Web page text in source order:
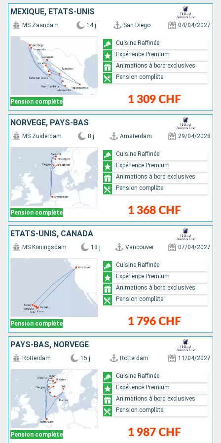
MEXIQUE, ÉTATS-UNIS
Pension complète
MS Zaandam 14 j San Diego 04/04/2027
1 309 CHF
Cuisine Raffinée
Expérience Premium
Animations à bord exclusives
Pension complète
NORVÈGE, PAYS-BAS
Pension complète
MS Zuiderdam 8 j Amsterdam 29/04/2028
1 368 CHF
Cuisine Raffinée
Expérience Premium
Animations à bord exclusives
Pension complète
ÉTATS-UNIS, CANADA
Pension complète
MS Koningsdam 18 j Vancouver 07/04/2027
1 796 CHF
Cuisine Raffinée
Expérience Premium
Animations à bord exclusives
Pension complète
PAYS-BAS, NORVÈGE
Pension complète
Rotterdam 15 j Rotterdam 11/04/2027
1 987 CHF
Cuisine Raffinée
Expérience Premium
Animations à bord exclusives
Pension complète